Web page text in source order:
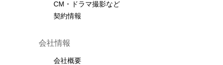
CM・ドラマ撮影など
契約情報
会社情報
会社概要